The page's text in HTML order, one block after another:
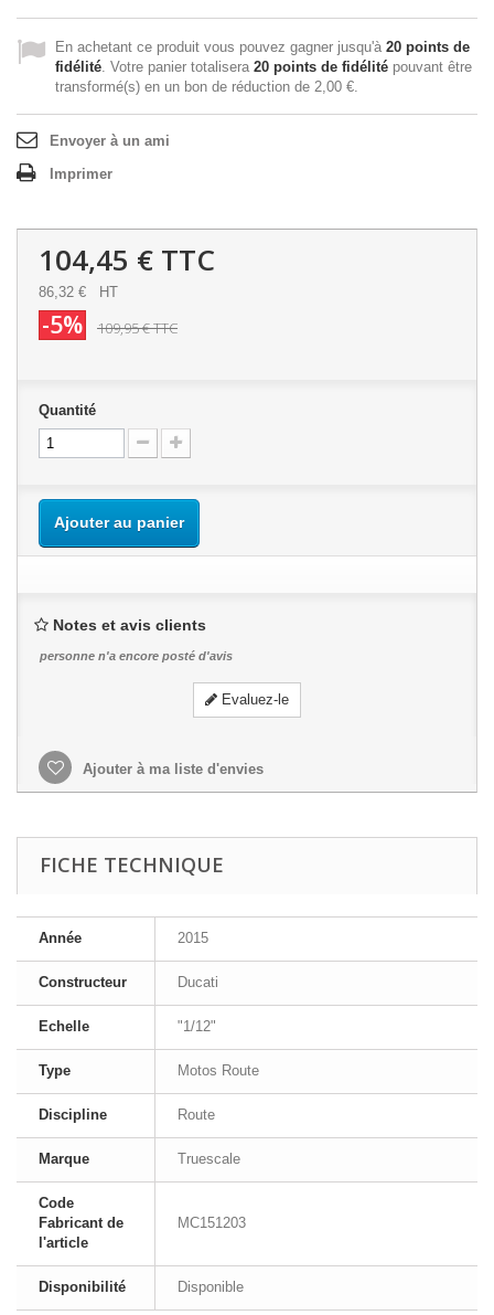
En achetant ce produit vous pouvez gagner jusqu'à 20 points de
fidélité. Votre panier totalisera 20 points de fidélité pouvant être
transformé(s) en un bon de réduction de 2,00 €.
Envoyer à un ami
Imprimer
104,45 € TTC
86,32 € HT
-5% 109,95 €TTC
Quantité
Ajouter au panier
Notes et avis clients
personne n'a encore posté d'avis
Evaluez-le
Ajouter à ma liste d'envies
FICHE TECHNIQUE
Année 2015
Constructeur Ducati
Echelle "1/12"
Type Motos Route
Discipline Route
Marque Truescale
Code
Fabricant de
l'article
MC151203
Disponibilité Disponible